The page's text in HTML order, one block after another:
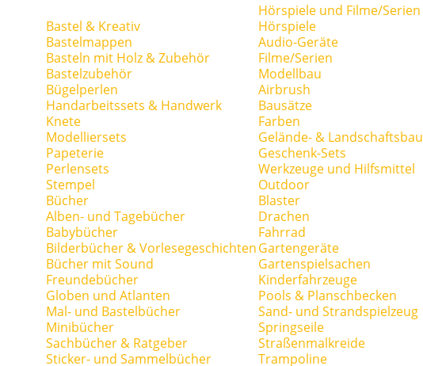
Bastel & Kreativ
Bastelmappen
Basteln mit Holz & Zubehör
Bastelzubehör
Bügelperlen
Handarbeitssets & Handwerk
Knete
Modelliersets
Papeterie
Perlensets
Stempel
Bücher
Alben- und Tagebücher
Babybücher
Bilderbücher & Vorlesegeschichten
Bücher mit Sound
Freundebücher
Globen und Atlanten
Mal- und Bastelbücher
Minibücher
Sachbücher & Ratgeber
Sticker- und Sammelbücher
Hörspiele und Filme/Serien
Hörspiele
Audio-Geräte
Filme/Serien
Modellbau
Airbrush
Bausätze
Farben
Gelände- & Landschaftsbau
Geschenk-Sets
Werkzeuge und Hilfsmittel
Outdoor
Blaster
Drachen
Fahrrad
Gartengeräte
Gartenspielsachen
Kinderfahrzeuge
Pools & Planschbecken
Sand- und Strandspielzeug
Springseile
Straßenmalkreide
Trampoline